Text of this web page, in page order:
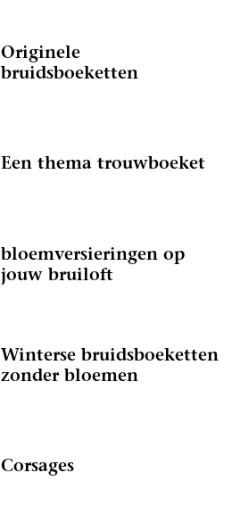
Originele
bruidsboeketten
Een thema trouwboeket
bloemversieringen op
jouw bruiloft
Winterse bruidsboeketten
zonder bloemen
Corsages